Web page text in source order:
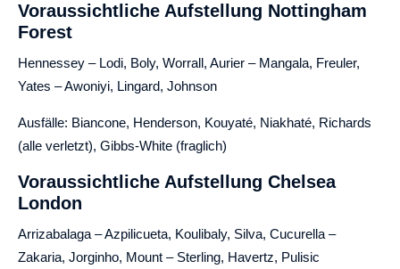
Voraussichtliche Aufstellung Nottingham
Forest
Hennessey – Lodi, Boly, Worrall, Aurier – Mangala, Freuler,
Yates – Awoniyi, Lingard, Johnson
Ausfälle: Biancone, Henderson, Kouyaté, Niakhaté, Richards
(alle verletzt), Gibbs-White (fraglich)
Voraussichtliche Aufstellung Chelsea
London
Arrizabalaga – Azpilicueta, Koulibaly, Silva, Cucurella –
Zakaria, Jorginho, Mount – Sterling, Havertz, Pulisic